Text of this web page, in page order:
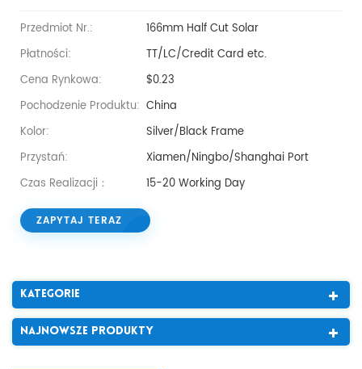
Przedmiot Nr.:
166mm Half Cut Solar
Płatności:
TT/LC/Credit Card etc.
Cena Rynkowa:
$0.23
Pochodzenie Produktu: China
Kolor:
Silver/Black Frame
Przystań:
Xiamen/Ningbo/Shanghai Port
Czas Realizacji：
15-20 Working Day
ZAPYTAJ TERAZ
Kategorie
Najnowsze Produkty